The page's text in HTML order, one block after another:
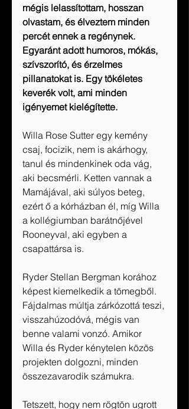
mégis lelassítottam, hosszan
olvastam, és élveztem minden
percét ennek a regénynek.
Egyaránt adott humoros, mókás,
szívszorító, és érzelmes
pillanatokat is. Egy tökéletes
keverék volt, ami minden
igényemet kielégítette.
Willa Rose Sutter egy kemény
csaj, focizik, nem is akárhogy,
tanul és mindenkinek oda vág,
aki becsmérli. Ketten vannak a
Mamájával, aki súlyos beteg,
ezért ő a kórházban él, míg Willa
a kollégiumban barátnőjével
Rooneyval, aki egyben a
csapattársa is.
Ryder Stellan Bergman korához
képest kiemelkedik a tömegből.
Fájdalmas múltja zárkózottá teszi,
visszahúzodóvá, mégis van
benne valami vonzó. Amikor
Willa és Ryder kénytelen közös
projekten dolgozni, minden
összezavarodik számukra.
Tetszett, hogy nem rögtön ugrott